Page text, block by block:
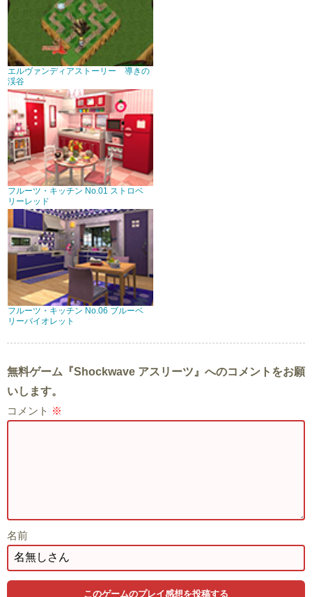
エルヴァンディアストーリー 導きの
渓谷
フルーツ・キッチン No.01 ストロベ
リーレッド
フルーツ・キッチン No.06 ブルーベ
リーバイオレット
無料ゲーム『Shockwave アスリーツ』へのコメントをお願
いします。
コメント ※
名前